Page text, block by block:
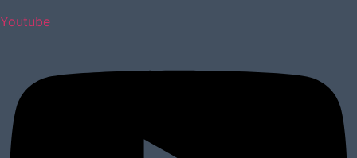
Youtube